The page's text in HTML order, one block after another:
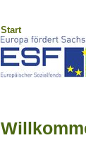
Start